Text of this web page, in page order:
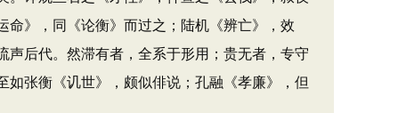
命》，同《论衡》而过之；陆机《辨亡》，效
声后代。然滞有者，全系于形用；贵无者，专守
张衡《讥世》，颇似俳说；孔融《孝廉》，但